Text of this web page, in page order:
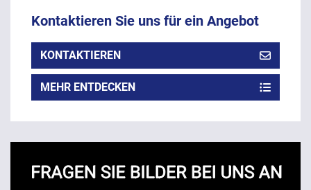
Kontaktieren Sie uns für ein Angebot
KONTAKTIEREN
MEHR ENTDECKEN